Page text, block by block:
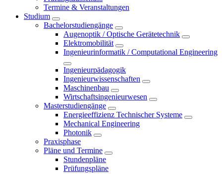
Termine & Veranstaltungen
Studium
Bachelorstudiengänge
Augenoptik / Optische Gerätetechnik
Elektromobilität
Ingenieurinformatik / Computational Engineering
Ingenieurpädagogik
Ingenieurwissenschaften
Maschinenbau
Wirtschaftsingenieurwesen
Masterstudiengänge
Energieeffizienz Technischer Systeme
Mechanical Engineering
Photonik
Praxisphase
Pläne und Termine
Stundenpläne
Prüfungspläne